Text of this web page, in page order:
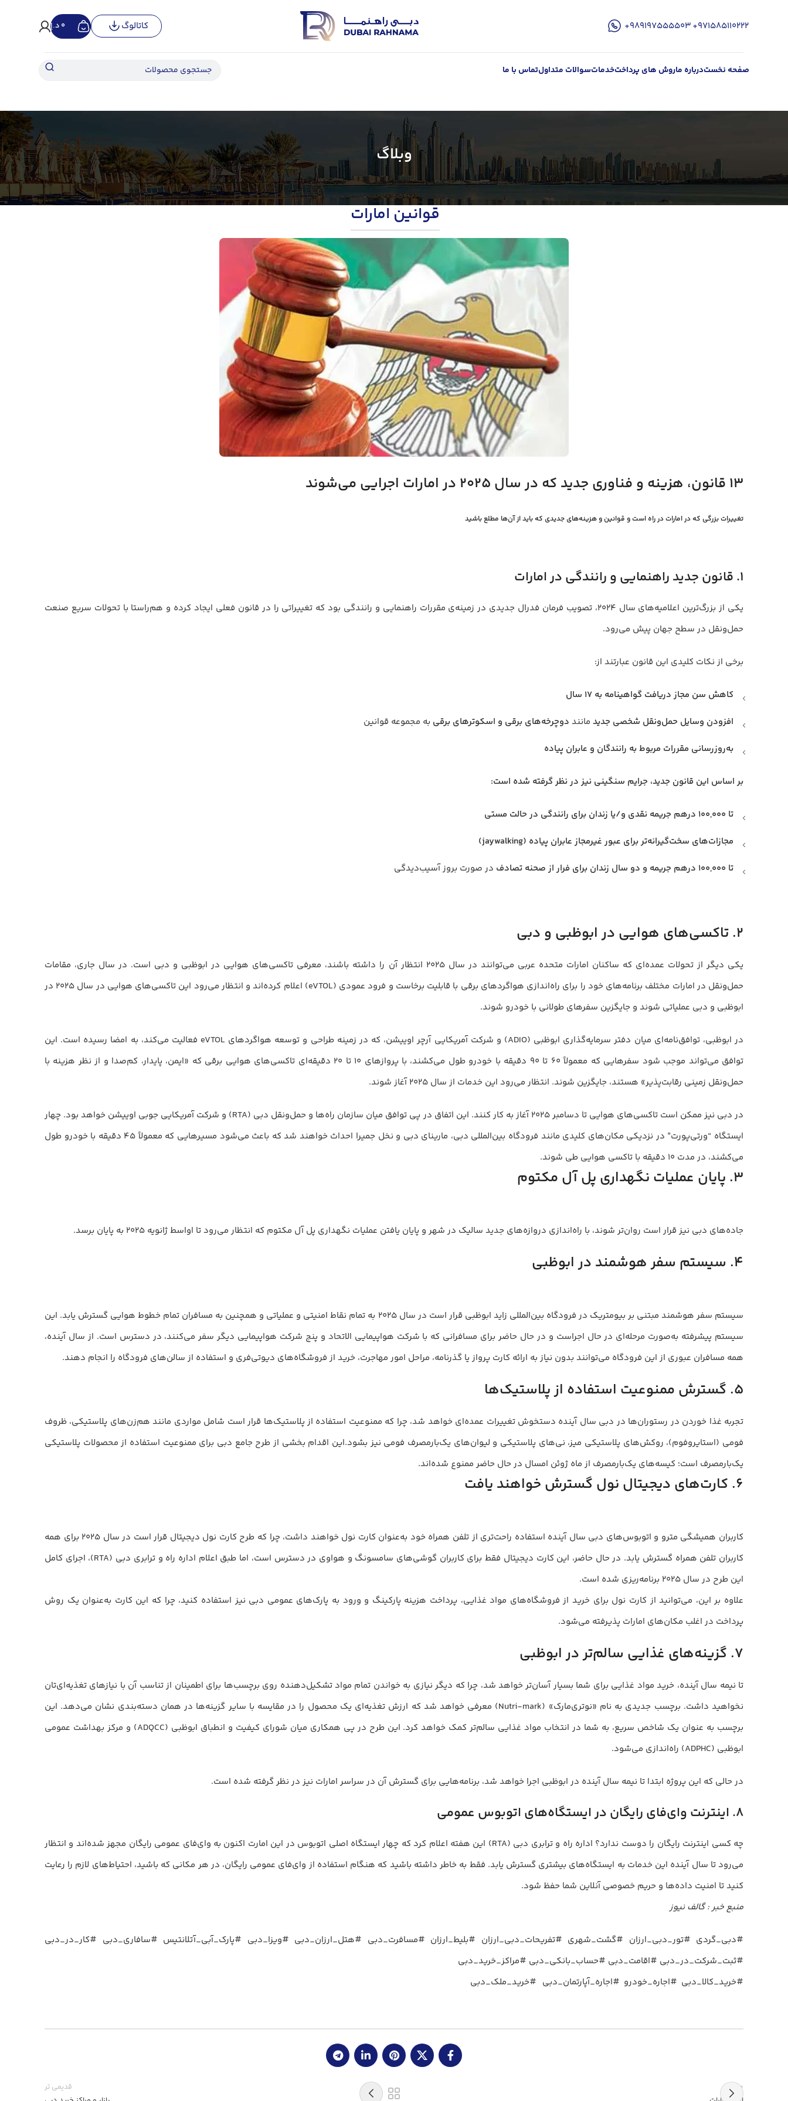
۹۷۱۵۸۵۱۱۰۲۲۲+ 989197555503+ کاتالوگ 0 د.إ
صفحه نخستدرباره ماروش های پرداختخدماتسوالات متداولتماس با ما
وبلاگ
قوانین امارات
۱۳ قانون، هزینه و فناوری جدید که در سال ۲۰۲۵ در امارات اجرایی می‌شوند
تغییرات بزرگی که در امارات در راه است و قوانین و هزینه‌های جدیدی که باید از آن‌ها مطلع باشید
۱. قانون جدید راهنمایی و رانندگی در امارات
یکی از بزرگ‌ترین اعلامیه‌های سال ۲۰۲۴، تصویب فرمان فدرال جدیدی در زمینه‌ی مقررات راهنمایی و رانندگی بود که تغییراتی را در قانون فعلی ایجاد کرده و هم‌راستا با تحولات سریع صنعت
حمل‌ونقل در سطح جهان پیش می‌رود.
برخی از نکات کلیدی این قانون عبارتند از:
کاهش سن مجاز دریافت گواهینامه به ۱۷ سال
افزودن وسایل حمل‌ونقل شخصی جدید مانند دوچرخه‌های برقی و اسکوترهای برقی به مجموعه قوانین
به‌روزرسانی مقررات مربوط به رانندگان و عابران پیاده
بر اساس این قانون جدید، جرایم سنگینی نیز در نظر گرفته شده است:
تا ۱۰۰,۰۰۰ درهم جریمه نقدی و/یا زندان برای رانندگی در حالت مستی
مجازات‌های سخت‌گیرانه‌تر برای عبور غیرمجاز عابران پیاده (jaywalking)
تا ۱۰۰,۰۰۰ درهم جریمه و دو سال زندان برای فرار از صحنه تصادف
در صورت بروز آسیب‌دیدگی
۲. تاکسی‌های هوایی در ابوظبی و دبی
یکی دیگر از تحولات عمده‌ای که ساکنان امارات متحده عربی می‌توانند در سال ۲۰۲۵ انتظار آن را داشته باشند، معرفی تاکسی‌های هوایی در ابوظبی و دبی است. در سال جاری، مقامات
حمل‌ونقل در امارات مختلف برنامه‌های خود را برای راه‌اندازی هواگردهای برقی با قابلیت برخاست و فرود عمودی (eVTOL) اعلام کرده‌اند و انتظار می‌رود این تاکسی‌های هوایی در سال ۲۰۲۵ در
ابوظبی و دبی عملیاتی شوند و جایگزین سفرهای طولانی با خودرو شوند.
در ابوظبی، توافق‌نامه‌ای میان دفتر سرمایه‌گذاری ابوظبی (ADIO) و شرکت آمریکایی آرچر اوییشن، که در زمینه طراحی و توسعه هواگردهای eVTOL فعالیت می‌کند، به امضا رسیده است. این
توافق می‌تواند موجب شود سفرهایی که معمولاً ۶۰ تا ۹۰ دقیقه با خودرو طول می‌کشند، با پروازهای ۱۰ تا ۲۰ دقیقه‌ای تاکسی‌های هوایی برقی که «ایمن، پایدار، کم‌صدا و از نظر هزینه با
حمل‌ونقل زمینی رقابت‌پذیر» هستند، جایگزین شوند. انتظار می‌رود این خدمات از سال ۲۰۲۵ آغاز شوند.
در دبی نیز ممکن است تاکسی‌های هوایی تا دسامبر ۲۰۲۵ آغاز به کار کنند. این اتفاق در پی توافق میان سازمان راه‌ها و حمل‌ونقل دبی (RTA) و شرکت آمریکایی جوبی اوییشن خواهد بود. چهار
ایستگاه “ورتی‌پورت” در نزدیکی مکان‌های کلیدی مانند فرودگاه بین‌المللی دبی، مارینای دبی و نخل جمیرا احداث خواهند شد که باعث می‌شود مسیرهایی که معمولاً ۴۵ دقیقه با خودرو طول
می‌کشند، در مدت ۱۰ دقیقه با تاکسی هوایی طی شوند.
۳. پایان عملیات نگهداری پل آل مکتوم
جاده‌های دبی نیز قرار است روان‌تر شوند، با راه‌اندازی دروازه‌های جدید سالیک در شهر و پایان یافتن عملیات نگهداری پل آل مکتوم که انتظار می‌رود تا اواسط ژانویه ۲۰۲۵ به پایان برسد.
۴. سیستم سفر هوشمند در ابوظبی
سیستم سفر هوشمند مبتنی بر بیومتریک در فرودگاه بین‌المللی زاید ابوظبی قرار است در سال ۲۰۲۵ به تمام نقاط امنیتی و عملیاتی و همچنین به مسافران تمام خطوط هوایی گسترش یابد. این
سیستم پیشرفته به‌صورت مرحله‌ای در حال اجراست و در حال حاضر برای مسافرانی که با شرکت هواپیمایی الاتحاد و پنج شرکت هواپیمایی دیگر سفر می‌کنند، در دسترس است. از سال آینده،
همه مسافران عبوری از این فرودگاه می‌توانند بدون نیاز به ارائه کارت پرواز یا گذرنامه، مراحل امور مهاجرت، خرید از فروشگاه‌های دیوتی‌فری و استفاده از سالن‌های فرودگاه را انجام دهند.
۵. گسترش ممنوعیت استفاده از پلاستیک‌ها
تجربه غذا خوردن در رستوران‌ها در دبی سال آینده دستخوش تغییرات عمده‌ای خواهد شد، چرا که ممنوعیت استفاده از پلاستیک‌ها قرار است شامل مواردی مانند هم‌زن‌های پلاستیکی، ظروف
فومی (استایروفوم)، روکش‌های پلاستیکی میز، نی‌های پلاستیکی و لیوان‌های یک‌بارمصرف فومی نیز بشود.این اقدام بخشی از طرح جامع دبی برای ممنوعیت استفاده از محصولات پلاستیکی
یک‌بارمصرف است؛ کیسه‌های یک‌بارمصرف از ماه ژوئن امسال در حال حاضر ممنوع شده‌اند.
۶. کارت‌های دیجیتال نول گسترش خواهند یافت
کاربران همیشگی مترو و اتوبوس‌های دبی سال آینده استفاده راحت‌تری از تلفن همراه خود به‌عنوان کارت نول خواهند داشت، چرا که طرح کارت نول دیجیتال قرار است در سال ۲۰۲۵ برای همه
کاربران تلفن همراه گسترش یابد. در حال حاضر، این کارت دیجیتال فقط برای کاربران گوشی‌های سامسونگ و هواوی در دسترس است، اما طبق اعلام اداره راه و ترابری دبی (RTA)، اجرای کامل
این طرح در سال ۲۰۲۵ برنامه‌ریزی شده است.
علاوه بر این، می‌توانید از کارت نول برای خرید از فروشگاه‌های مواد غذایی، پرداخت هزینه پارکینگ و ورود به پارک‌های عمومی دبی نیز استفاده کنید، چرا که این کارت به‌عنوان یک روش
پرداخت در اغلب مکان‌های امارات پذیرفته می‌شود.
۷. گزینه‌های غذایی سالم‌تر در ابوظبی
تا نیمه سال آینده، خرید مواد غذایی برای شما بسیار آسان‌تر خواهد شد، چرا که دیگر نیازی به خواندن تمام مواد تشکیل‌دهنده روی برچسب‌ها برای اطمینان از تناسب آن با نیازهای تغذیه‌ای‌تان
نخواهید داشت. برچسب جدیدی به نام «نوتری‌مارک» (Nutri-mark) معرفی خواهد شد که ارزش تغذیه‌ای یک محصول را در مقایسه با سایر گزینه‌ها در همان دسته‌بندی نشان می‌دهد. این
برچسب به عنوان یک شاخص سریع، به شما در انتخاب مواد غذایی سالم‌تر کمک خواهد کرد. این طرح در پی همکاری میان شورای کیفیت و انطباق ابوظبی (ADQCC) و مرکز بهداشت عمومی
ابوظبی (ADPHC) راه‌اندازی می‌شود.
در حالی که این پروژه ابتدا تا نیمه سال آینده در ابوظبی اجرا خواهد شد، برنامه‌هایی برای گسترش آن در سراسر امارات نیز در نظر گرفته شده است.
۸. اینترنت وای‌فای رایگان در ایستگاه‌های اتوبوس عمومی
چه کسی اینترنت رایگان را دوست ندارد؟ اداره راه و ترابری دبی (RTA) این هفته اعلام کرد که چهار ایستگاه اصلی اتوبوس در این امارت اکنون به وای‌فای عمومی رایگان مجهز شده‌اند و انتظار
می‌رود تا سال آینده این خدمات به ایستگاه‌های بیشتری گسترش یابد. فقط به خاطر داشته باشید که هنگام استفاده از وای‌فای عمومی رایگان، در هر مکانی که باشید، احتیاط‌های لازم را رعایت
کنید تا امنیت داده‌ها و حریم خصوصی آنلاین شما حفظ شود.
منبع خبر : گالف نیوز
#دبی_گردی #تور_دبی_ارزان #گشت_شهری #تفریحات_دبی_ارزان #بلیط_ارزان #مسافرت_دبی #هتل_ارزان_دبی #ویزا_دبی #پارک_آبی_آتلانتیس #سافاری_دبی #کار_در_دبی
#ثبت_شرکت_در_دبی #اقامت_دبی #حساب_بانکی_دبی #مراکز_خرید_دبی
#خرید_کالا_دبی #اجاره_خودرو #اجاره_آپارتمان_دبی #خرید_ملک‌_دبی
جدیدتر
قدیمی تر